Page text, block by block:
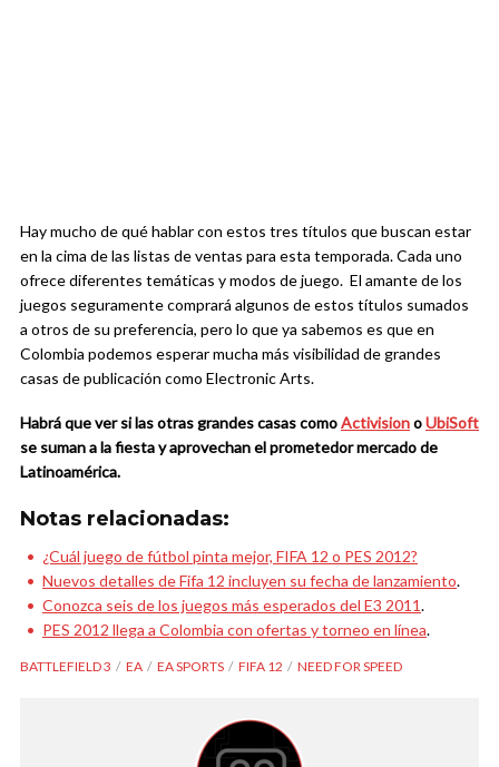
Hay mucho de qué hablar con estos tres títulos que buscan estar
en la cima de las listas de ventas para esta temporada. Cada uno
ofrece diferentes temáticas y modos de juego. El amante de los
juegos seguramente comprará algunos de estos títulos sumados
a otros de su preferencia, pero lo que ya sabemos es que en
Colombia podemos esperar mucha más visibilidad de grandes
casas de publicación como Electronic Arts.
Habrá que ver si las otras grandes casas comoActivisionoUbiSoft
se suman a la fiesta y aprovechan el prometedor mercado de
Latinoamérica.
Notas relacionadas:
¿Cuál juego de fútbol pinta mejor, FIFA 12 o PES 2012?
Nuevos detalles de Fifa 12 incluyen su fecha de lanzamiento.
Conozca seis de los juegos más esperados del E3 2011.
PES 2012 llega a Colombia con ofertas y torneo en línea.
BATTLEFIELD 3 EA EA SPORTS FIFA 12 NEED FOR SPEED